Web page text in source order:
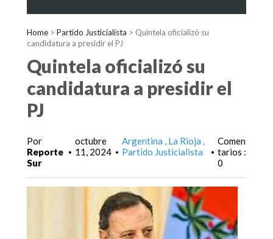
Home > Partido Justicialista > Quintela oficializó su
candidatura a presidir el PJ
Quintela oficializó su
candidatura a presidir el
PJ
Por
Reporte
Sur
•
octubre
11, 2024 •
Argentina
La Rioja
Partido Justicialista
•
Comen
tarios :
0